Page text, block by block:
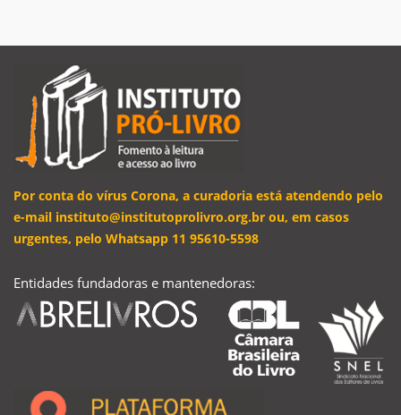
Por conta do vírus Corona, a curadoria está atendendo pelo
e-mail instituto@institutoprolivro.org.br ou, em casos
urgentes, pelo Whatsapp 11 95610-5598
Entidades fundadoras e mantenedoras: